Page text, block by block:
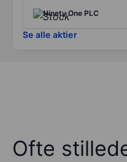
Ninety One PLC
Se alle aktier
Ofte